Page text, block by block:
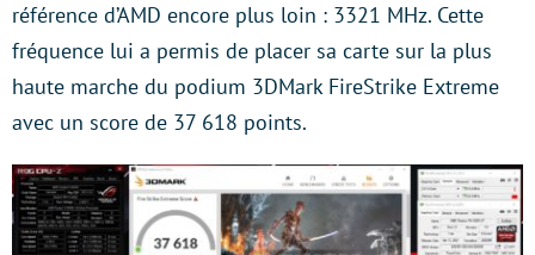
référence d’AMD encore plus loin : 3321 MHz. Cette
fréquence lui a permis de placer sa carte sur la plus
haute marche du podium 3DMark FireStrike Extreme
avec un score de 37 618 points.